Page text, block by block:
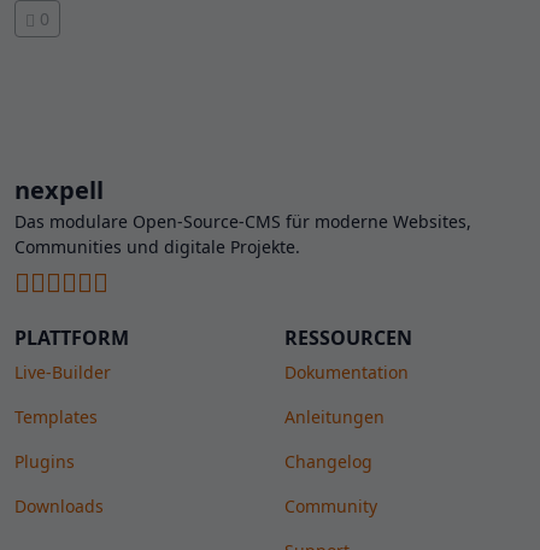
0
nexpell
Das modulare Open-Source-CMS für moderne Websites,
Communities und digitale Projekte.
PLATTFORM
Live-Builder
Templates
Plugins
Downloads
RESSOURCEN
Dokumentation
Anleitungen
Changelog
Community